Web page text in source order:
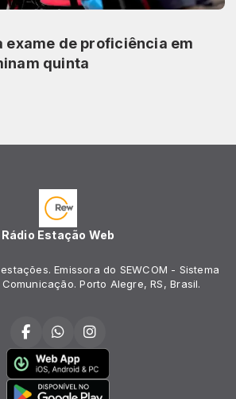
exame de proficiência em
quinta
Rádio Estação Web
Emissora do SEWCOM - Sistema
Porto Alegre, RS, Brasil.